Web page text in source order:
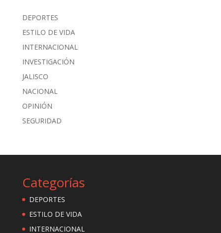
DEPORTES
ESTILO DE VIDA
INTERNACIONAL
INVESTIGACIÓN
JALISCO
NACIONAL
OPINIÓN
SEGURIDAD
Categorías
DEPORTES
ESTILO DE VIDA
INTERNACIONAL